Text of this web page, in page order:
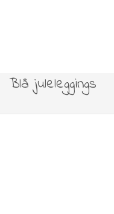
Blå juleleggings